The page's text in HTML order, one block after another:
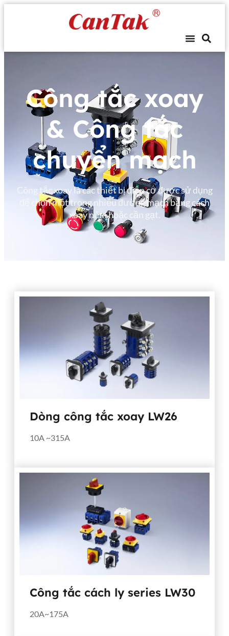
Công tắc xoay
& Công tắc
chuyển mạch
Công tắc xoay là các thiết bị điện cơ được sử dụng
để chọn một trong nhiều đường mạch bằng cách
xoay núm hoặc cần gạt.
Dòng công tắc xoay LW26
10A ~315A
Công tắc cách ly series LW30
20A~175A